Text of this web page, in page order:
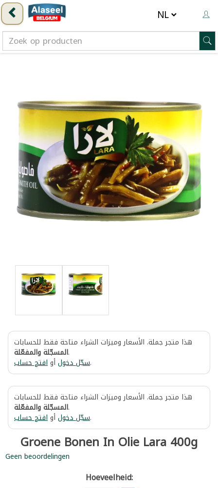
هذا متجر جملة. الأسعار وميزات الشراء متاحة فقط للحسابات
المسجّلة والمفعّلة.
سجّل دخولأوافتح حساب .
هذا متجر جملة. الأسعار وميزات الشراء متاحة فقط للحسابات
المسجّلة والمفعّلة.
سجّل دخولأوافتح حساب .
Groene Bonen In Olie Lara 400g
Geen beoordelingen
Hoeveelheid: